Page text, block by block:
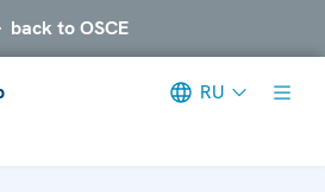
back to OSCE
RU